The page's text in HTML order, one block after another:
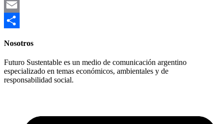
Link
X
Email
Nosotros
Futuro Sustentable es un medio de comunicación argentino
especializado en temas económicos, ambientales y de
responsabilidad social.